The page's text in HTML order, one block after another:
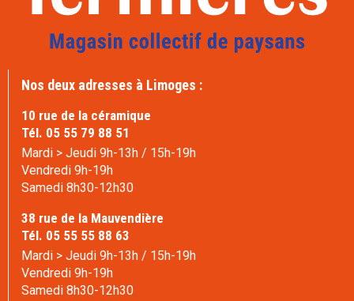
Nos deux adresses à Limoges :
10 rue de la céramique
Tél. 05 55 79 88 51
Mardi > Jeudi 9h-13h / 15h-19h
Vendredi 9h-19h
Samedi 8h30-12h30
38 rue de la Mauvendière
Tél. 05 55 55 88 63
Mardi > Jeudi 9h-13h / 15h-19h
Vendredi 9h-19h
Samedi 8h30-12h30